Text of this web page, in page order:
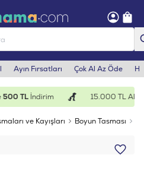
Ayın Fırsatları Çok Al Az Öde
TLİndirim 15.000 TL
ve Kayışları Boyun Tasması